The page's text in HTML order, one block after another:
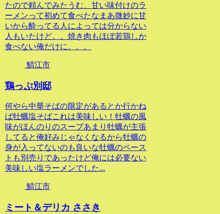
たので頼んでみたうむ、甘い味付けのラ
ーメンって初めて食べたなまあ微妙に甘
いから酔ってる人によっては分からない
人もいたけど。。焼き肉もほぼ若鶏しか
食べない俺だけに。。。
鯖江市
鶏っぷ別邸
何やら中華そばの限定があるとか行かね
ば牡蠣塩そばこれは美味しい！牡蠣の風
味がほんのりのスープあまり牡蠣が主張
してると俺好みじゃなくなるから牡蠣の
身が入ってないのも良いな牡蠣のペース
トも別売りであったけど俺には必要ない
美味しい塩ラーメンでした...
鯖江市
ミート＆デリカ ささき